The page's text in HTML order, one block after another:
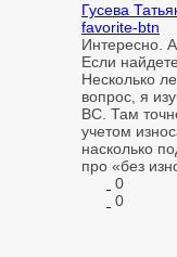
Гусева
favorite-btn
Интересно.
Если
Несколько
вопрос, я
ВС. Там
учетом
насколько
про «без
0
0